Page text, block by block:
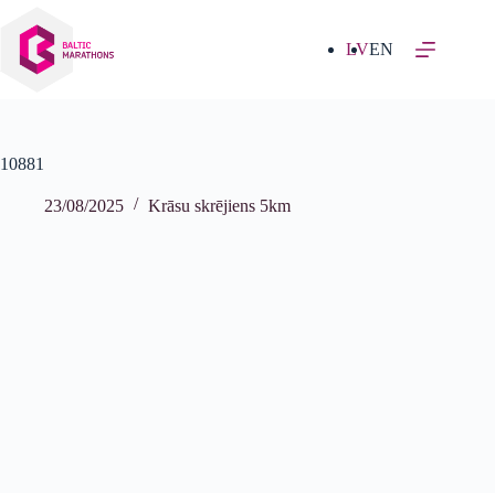
saturu
LVEN
10881
23/08/2025 Krāsu skrējiens 5km